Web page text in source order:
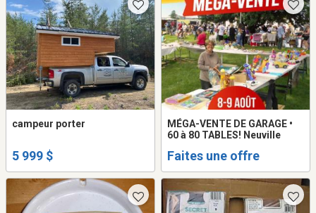
campeur porter
5 999 $
MÉGA-VENTE DE GARAGE •
60 à 80 TABLES! Neuville
Faites une offre